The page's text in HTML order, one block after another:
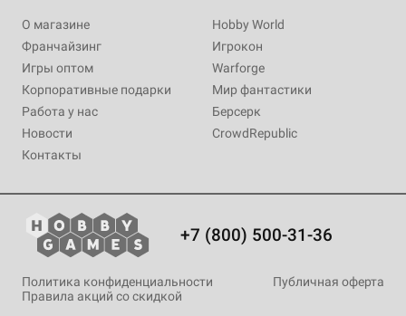
О магазине
Франчайзинг
Игры оптом
Корпоративные подарки
Работа у нас
Новости
Контакты
Hobby World
Игрокон
Warforge
Мир фантастики
Берсерк
CrowdRepublic
+7 (800) 500-31-36
Политика конфиденциальности
Публичная оферта
Правила акций со скидкой